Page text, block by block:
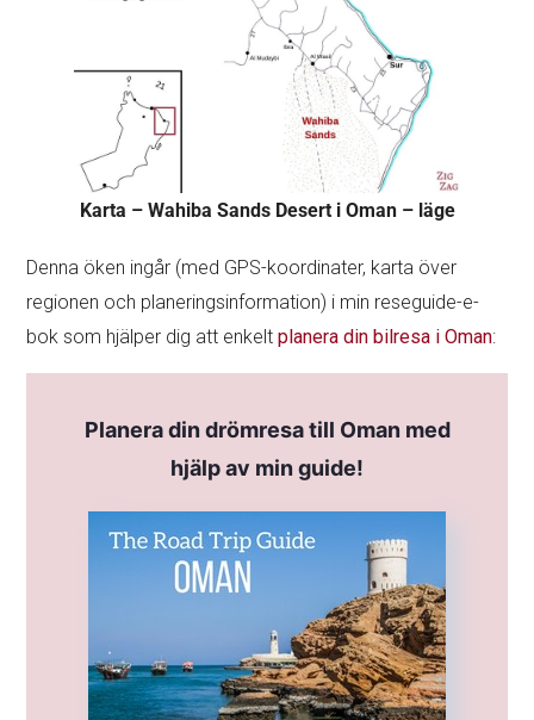
Karta – Wahiba Sands Desert i Oman – läge
Denna öken ingår (med GPS-koordinater, karta över
regionen och planeringsinformation) i min reseguide-e-
bok som hjälper dig att enkeltplanera din bilresa i Oman:
Planera din drömresa till Oman med
hjälp av min guide!